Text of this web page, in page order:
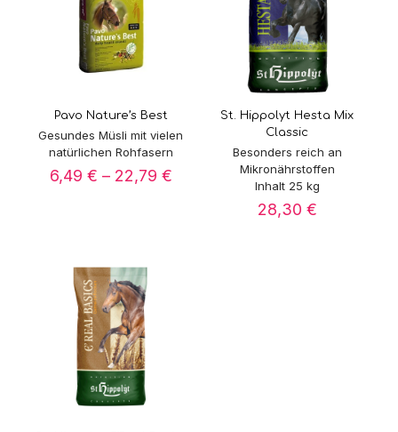
Pavo Nature’s Best
Gesundes Müsli mit vielen
natürlichen Rohfasern
6,49 € – 22,79 €Preisspanne:
St. Hippolyt Hesta Mix
Classic
Besonders reich an
Mikronährstoffen
Inhalt 25 kg
28,30 €